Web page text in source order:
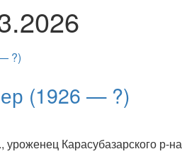
(1926 — ?)
Карасубазарского р-на